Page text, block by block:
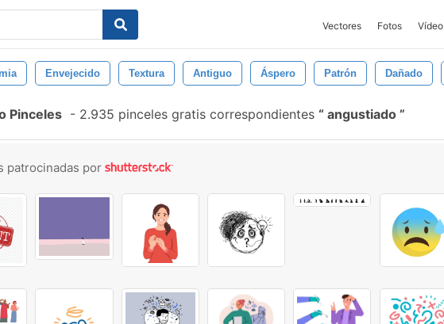
Vectores Fotos Vídeo
Envejecido Textura Antiguo Áspero Patrón Dañado
Pinceles - 2.935 pinceles gratis correspondientes angustiado
patrocinadas por